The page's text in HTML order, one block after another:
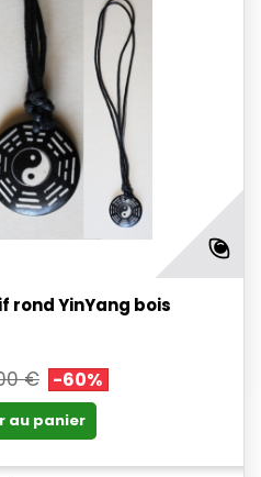
rond YinYang bois
€ -60%
au panier